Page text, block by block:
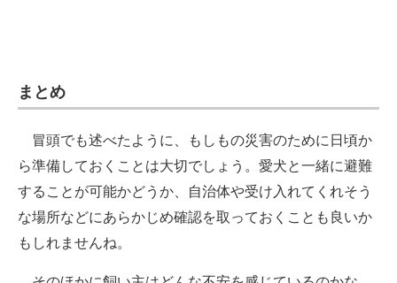
まとめ
冒頭でも述べたように、もしもの災害のために日頃か
ら準備しておくことは大切でしょう。愛犬と一緒に避難
することが可能かどうか、自治体や受け入れてくれそう
な場所などにあらかじめ確認を取っておくことも良いか
もしれませんね。